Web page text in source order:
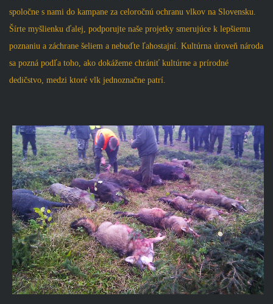
spoločne s nami do kampane za celoročnú ochranu vlkov na Slovensku.
Šírte myšlienku ďalej, podporujte naše projetky smerujúce k lepšiemu
poznaniu a záchrane šeliem a nebuďte ľahostajní. Kultúrna úroveň národa
sa pozná podľa toho, ako dokážeme chrániť kultúrne a prírodné
dedičstvo, medzi ktoré vlk jednoznačne patrí.